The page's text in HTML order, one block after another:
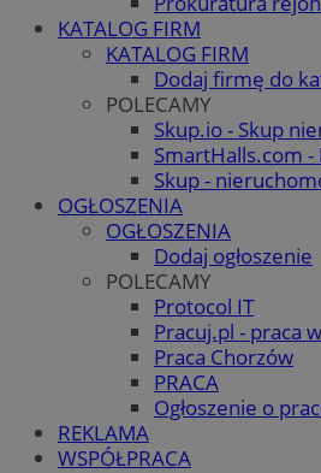
KATALOG FIRM
KATALOG FIRM
Dodaj firmę do
POLECAMY
Skup.io - Skup
SmartHalls.com -
Skup -
OGŁOSZENIA
OGŁOSZENIA
Dodaj ogłoszenie
POLECAMY
Protocol IT
Pracuj.pl - praca
Praca Chorzów
PRACA
Ogłoszenie o
REKLAMA
WSPÓŁPRACA